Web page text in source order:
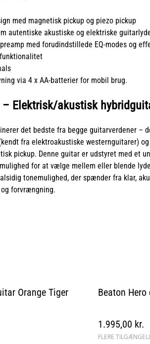
med magnetisk pickup og piezo pickup
autentiske akustiske og elektriske
med forudindstillede EQ-modes og
via 4 x AA-batterier for mobil brug.
– Elektrisk/akustisk
det bedste fra begge guitarverdener –
fra elektroakustiske westernguitarer)
pickup. Denne guitar er udstyret med et
for at vælge mellem eller blende
tonemulighed, der spænder fra klar,
forvrængning.
Orange Tiger Beaton
1.995,00 kr.
FLERE